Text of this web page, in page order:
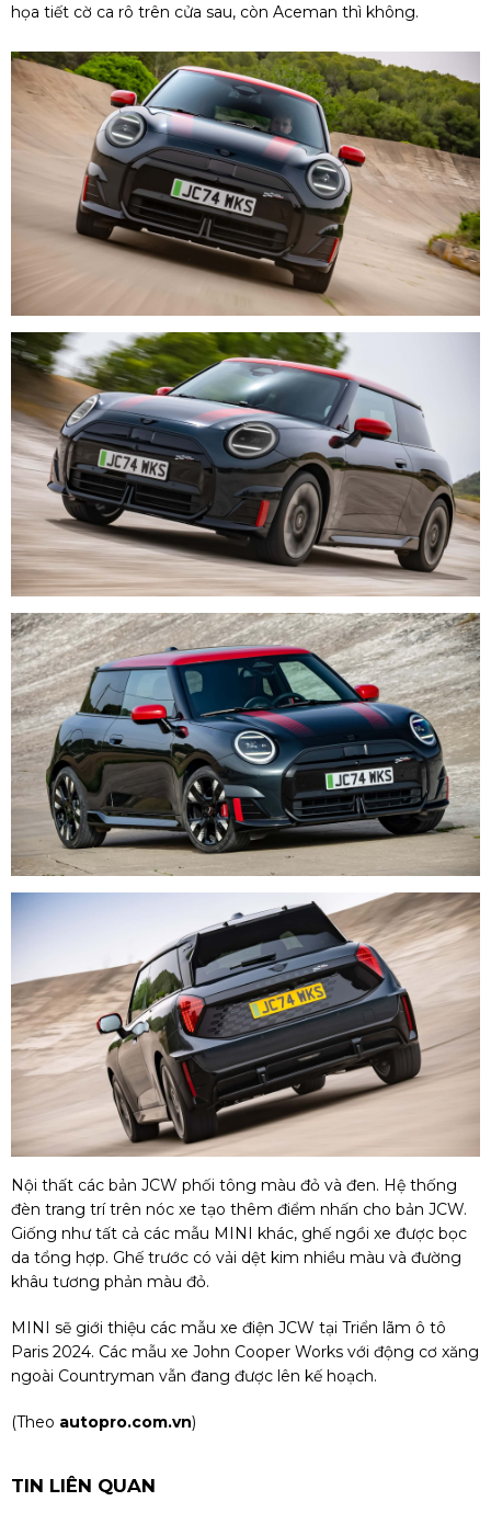
họa tiết cờ ca rô trên cửa sau, còn Aceman thì không.
Nội thất các bản JCW phối tông màu đỏ và đen. Hệ thống
đèn trang trí trên nóc xe tạo thêm điểm nhấn cho bản JCW.
Giống như tất cả các mẫu MINI khác, ghế ngồi xe được bọc
da tổng hợp. Ghế trước có vải dệt kim nhiều màu và đường
khâu tương phản màu đỏ.
MINI sẽ giới thiệu các mẫu xe điện JCW tại Triển lãm ô tô
Paris 2024. Các mẫu xe John Cooper Works với động cơ xăng
ngoài Countryman vẫn đang được lên kế hoạch.
(Theo autopro.com.vn)
TIN LIÊN QUAN